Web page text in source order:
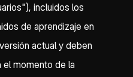
incluidos los
de aprendizaje en
actual y deben
momento de la